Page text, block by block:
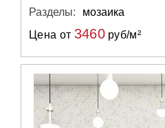
Разделы:
мозаика
Цена от 3460руб/м²